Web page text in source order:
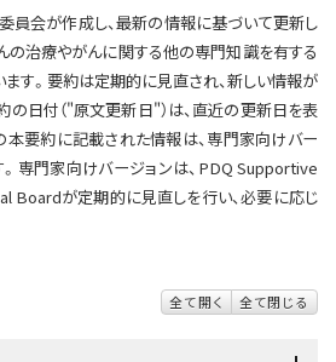
員会が作成し、最新の情報に基づいて更新し
の治療やがんに関する他の専門知識を有する
す。要約は定期的に見直され、新しい情報が
日付（"原文更新日"）は、直近の更新日を表
本要約に記載された情報は、専門家向けバー
。専門家向けバージョンは、PDQ Supportive
Boardが定期的に見直しを行い、必要に応じ
全て開く 全て閉じる